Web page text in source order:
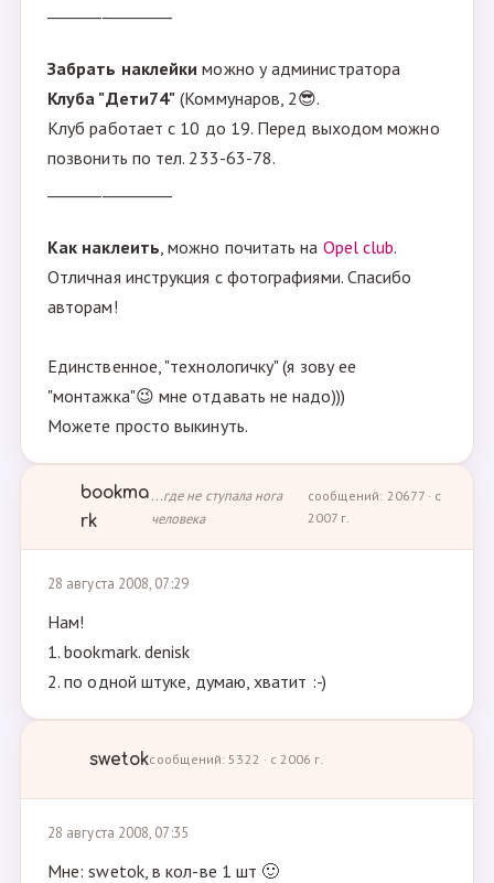
Забрать наклейки можно у администратора
Клуба "Дети74" (Коммунаров, 2😎.
Клуб работает с 10 до 19. Перед выходом можно
позвонить по тел. 233-63-78.
Как наклеить, можно почитать на Opel club.
Отличная инструкция с фотографиями. Спасибо
авторам!
Единственное, "технологичку" (я зову ее
"монтажка"😉 мне отдавать не надо)))
Можете просто выкинуть.
bookma
rk
...где не ступала нога
человека
сообщений: 20677 · с
2007 г.
28 августа 2008, 07:29
Нам!
1. bookmark. denisk
2. по одной штуке, думаю, хватит :-)
swetokсообщений: 5322 · с 2006 г.
28 августа 2008, 07:35
Мне: swetok, в кол-ве 1 шт 🙂